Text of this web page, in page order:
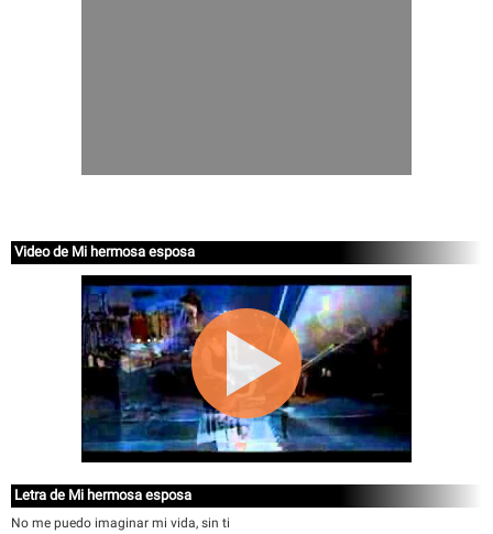
Video de Mi hermosa esposa
Letra de Mi hermosa esposa
No me puedo imaginar mi vida, sin ti